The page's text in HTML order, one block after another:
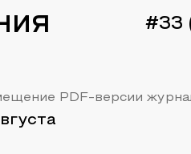
#33
PDF-версии